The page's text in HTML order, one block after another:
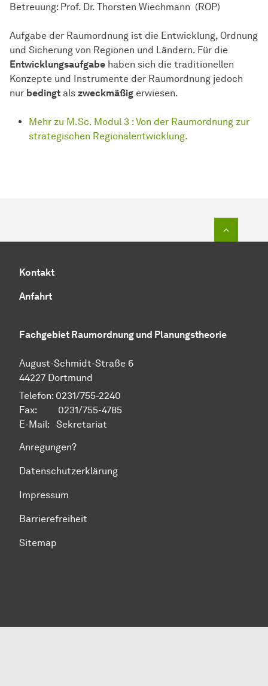
Betreuung: Prof. Dr. Thorsten Wiechmann (ROP)
Aufgabe der Raumordnung ist die Entwicklung, Ordnung
und Sicherung von Regionen und Ländern. Für die
Entwicklungsaufgabe haben sich die traditionellen
Konzepte und Instrumente der Raumordnung jedoch
nur bedingt als zweckmäßig erwiesen.
Mehr zu M.Sc. Modul 3 : Von der Raumordnung zur
strategischen Regionalentwicklung.
Kontakt
Anfahrt
Fachgebiet Raumordnung und Planungstheorie
August-Schmidt-Straße 6
44227 Dortmund
Telefon: 0231/755-2240
Fax: 0231/755-4785
E-Mail: Sekretariat
Anregungen?
Datenschutzerklärung
Impressum
Barrierefreiheit
Sitemap